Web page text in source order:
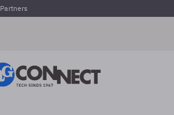
Partners